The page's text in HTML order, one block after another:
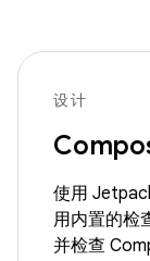
设计
使用
用内置的检
并检查